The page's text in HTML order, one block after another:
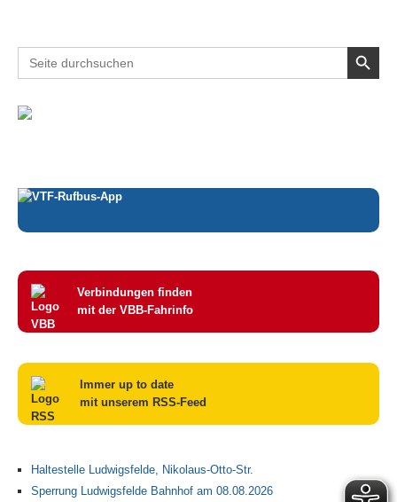
Search
for:
Search Button
Verbindungen finden
mit der VBB-Fahrinfo
Immer up to date
mit unserem RSS-Feed
Haltestelle Ludwigsfelde, Nikolaus-Otto-Str.
Sperrung Ludwigsfelde Bahnhof am 08.08.2026